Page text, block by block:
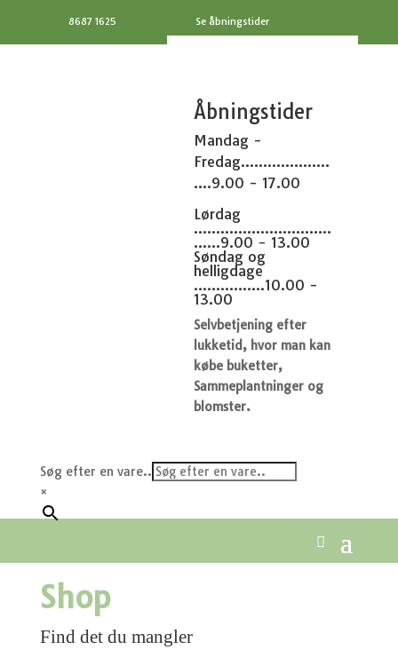
8687 1625 Se åbningstider
Åbningstider
Mandag -
Fredag....................
....9.00 - 17.00
Lørdag
...............................
......9.00 - 13.00
Søndag og
helligdage
................10.00 -
13.00
Selvbetjening efter
lukketid, hvor man kan
købe buketter,
Sammeplantninger og
blomster.
Søg efter en vare..
×
Shop
Find det du mangler